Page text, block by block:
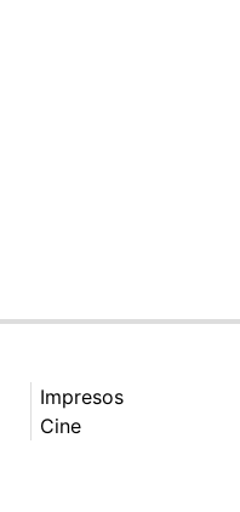
Impresos
Cine